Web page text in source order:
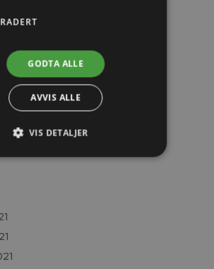
GODTA ALLE
AVVIS ALLE
VIS DETALJER